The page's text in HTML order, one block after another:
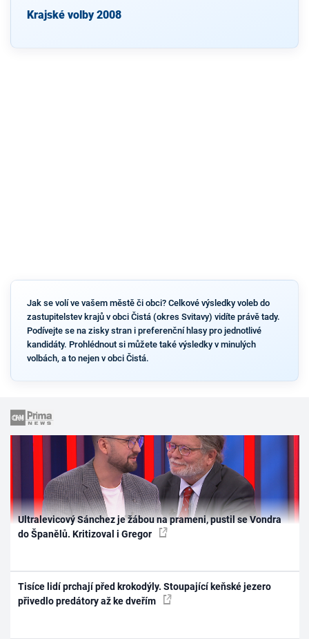
Krajské volby 2008
Jak se volí ve vašem městě či obci? Celkové výsledky voleb do
zastupitelstev krajů v obci Čistá (okres Svitavy) vidíte právě tady.
Podívejte se na zisky stran i preferenční hlasy pro jednotlivé
kandidáty. Prohlédnout si můžete také výsledky v minulých
volbách, a to nejen v obci Čistá.
Ultralevicový Sánchez je žábou na prameni, pustil se Vondra
do Španělů. Kritizoval i Gregor
Tisíce lidí prchají před krokodýly. Stoupající keňské jezero
přivedlo predátory až ke dveřím